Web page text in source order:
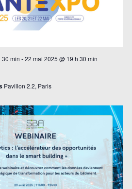
30 min -22 mai 2025 @ 19 h 30 min
Pavillon 2.2, Paris